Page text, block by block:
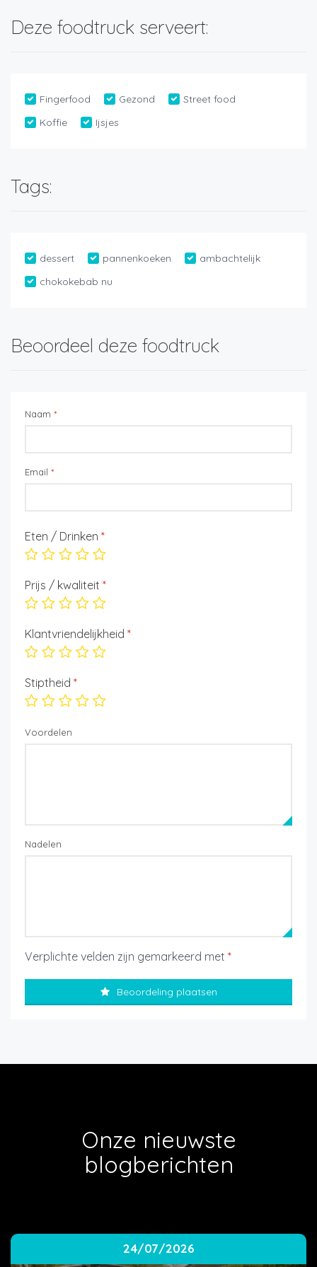
Deze foodtruck serveert:
Fingerfood Gezond
Street food
Koffie
Ijsjes
Tags:
dessert pannenkoeken
ambachtelijk
chokokebab nu
Beoordeel deze foodtruck
Naam *
Email *
Eten / Drinken *
Prijs / kwaliteit *
Klantvriendelijkheid *
Stiptheid *
Voordelen
Nadelen
Verplichte velden zijn gemarkeerd met *
Beoordeling plaatsen
Onze nieuwste
blogberichten
24/07/2026